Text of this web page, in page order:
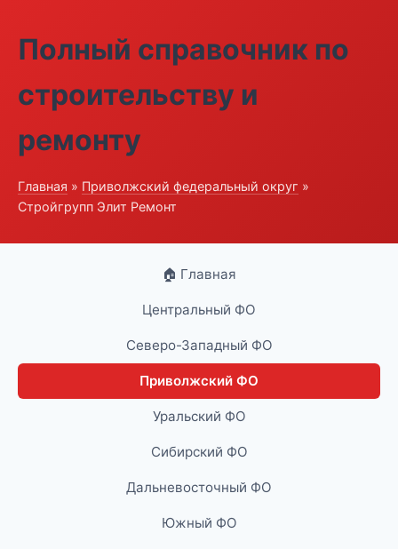
Полный справочник по
строительству и
ремонту
Главная » Приволжский федеральный округ »
Стройгрупп Элит Ремонт
🏠 Главная
Центральный ФО
Северо-Западный ФО
Приволжский ФО
Уральский ФО
Сибирский ФО
Дальневосточный ФО
Южный ФО